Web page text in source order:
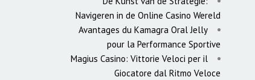
Navigeren in de Online Casino Wereld
Avantages du Kamagra Oral Jelly
pour la Performance Sportive
Magius Casino: Vittorie Veloci per il
Giocatore dal Ritmo Veloce